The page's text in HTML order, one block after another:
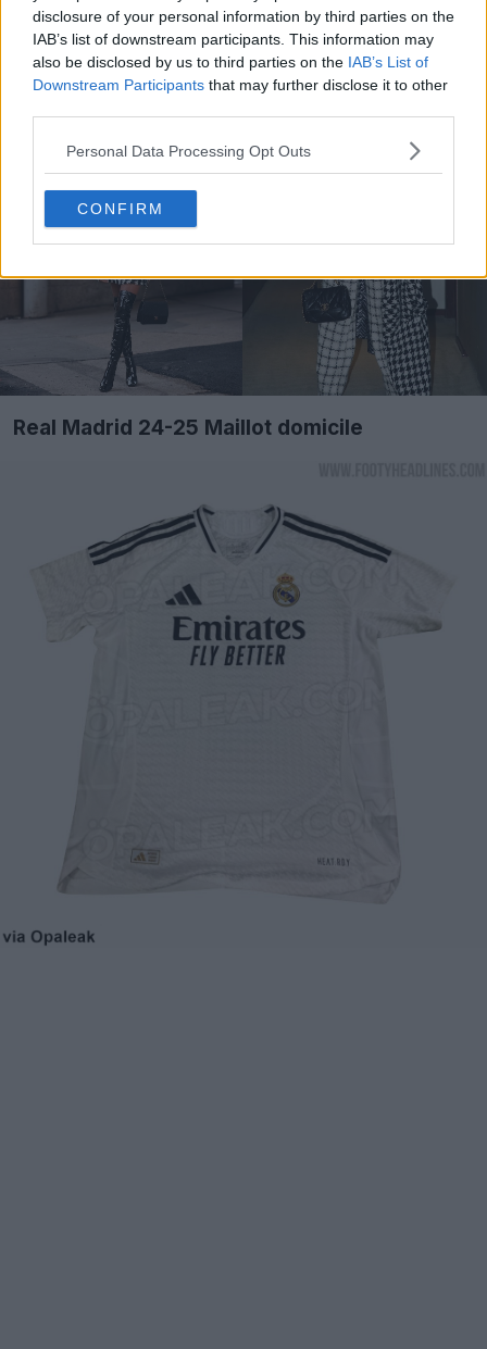
disclosure of your personal information by third parties on the
IAB’s list of downstream participants. This information may
also be disclosed by us to third parties on the IAB’s List of
Downstream Participants that may further disclose it to other
Personal Data Processing Opt Outs
CONFIRM
De nos jours, les motifs pied-de-poule sont devenus
extrêmement populaires dans le monde de la mode.
Real Madrid 24-25 Maillot domicile